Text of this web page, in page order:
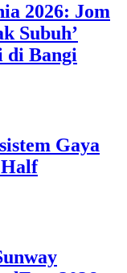
2026: Jom
Subuh’
di Bangi
Gaya